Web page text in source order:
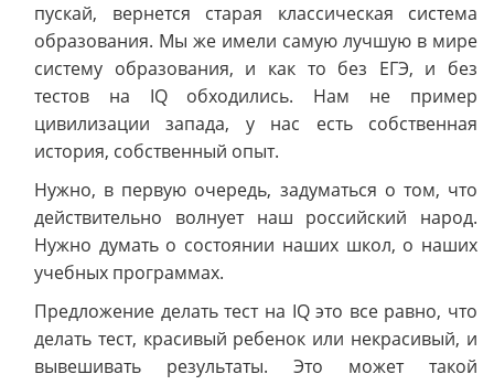
пускай, вернется старая классическая система
образования. Мы же имели самую лучшую в мире
систему образования, и как то без ЕГЭ, и без
тестов на IQ обходились. Нам не пример
цивилизации запада, у нас есть собственная
история, собственный опыт.
Нужно, в первую очередь, задуматься о том, что
действительно волнует наш российский народ.
Нужно думать о состоянии наших школ, о наших
учебных программах.
Предложение делать тест на IQ это все равно, что
делать тест, красивый ребенок или некрасивый, и
вывешивать результаты. Это может такой